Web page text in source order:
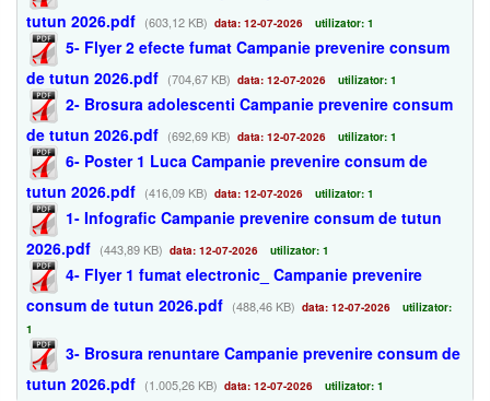
tutun 2026.pdf (603,12 KB) data: 12-07-2026 utilizator: 1
5- Flyer 2 efecte fumat Campanie prevenire consum
de tutun 2026.pdf (704,67 KB) data: 12-07-2026 utilizator: 1
2- Brosura adolescenti Campanie prevenire consum
de tutun 2026.pdf (692,69 KB) data: 12-07-2026 utilizator: 1
6- Poster 1 Luca Campanie prevenire consum de
tutun 2026.pdf (416,09 KB) data: 12-07-2026 utilizator: 1
1- Infografic Campanie prevenire consum de tutun
2026.pdf (443,89 KB) data: 12-07-2026 utilizator: 1
4- Flyer 1 fumat electronic_ Campanie prevenire
consum de tutun 2026.pdf (488,46 KB) data: 12-07-2026
utilizator:
1
3- Brosura renuntare Campanie prevenire consum de
tutun 2026.pdf (1.005,26 KB) data: 12-07-2026 utilizator: 1